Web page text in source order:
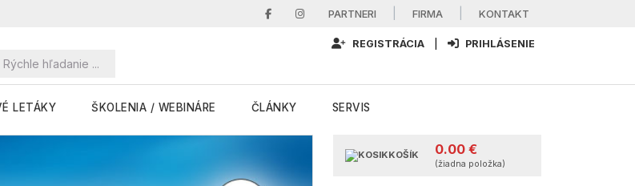
PARTNERI FIRMA KONTAKT
REGISTRÁCIA PRIHLÁSENIE
LETÁKY ŠKOLENIA / WEBINÁRE ČLÁNKY SERVIS
KOŠÍK 0.00 €
(žiadna položka)